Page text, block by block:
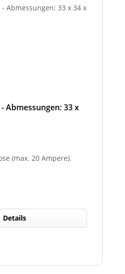
- Abmessungen: 33 x
(max. 20 Ampere).
Details